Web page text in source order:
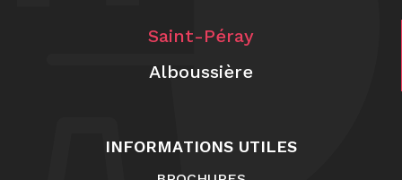
Saint-Péray
Alboussière
INFORMATIONS UTILES